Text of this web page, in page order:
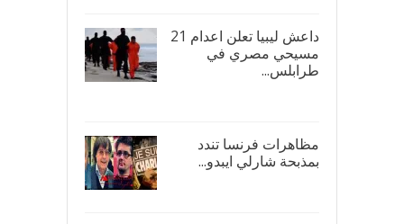
داعش ليبيا تعلن اعدام 21
مسيحي مصري في
طرابلس...
مظاهرات فرنسا تندد
بمذبحة شارلي ايبدو...